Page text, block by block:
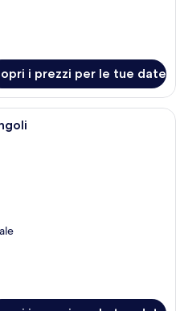
i prezzi per le tue date
Una camera d'albergo moderna